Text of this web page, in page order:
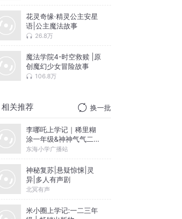
花灵奇缘·精灵公主安星
语|公主魔法故事
26.8万
魔法学院4-时空救赎 |原
创魔幻少女冒险故事
106.8万
相关推荐 换一批
李哪吒上学记｜稀里糊
涂一年级&神神气气二年
级
东海小学广播站
神秘复苏|悬疑惊悚|灵
异|多人有声剧
北冥有声
米小圈上学记:一二三年